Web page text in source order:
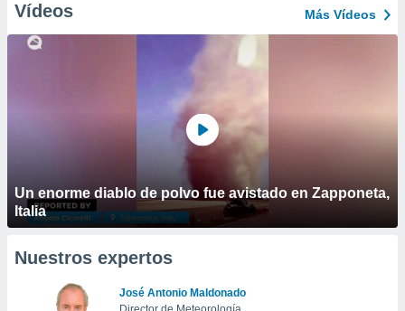
Vídeos Más Vídeos
Un enorme diablo de polvo fue avistado en Zapponeta,
Italia
Nuestros expertos
José Antonio Maldonado